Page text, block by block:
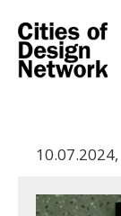
10.07.2024,